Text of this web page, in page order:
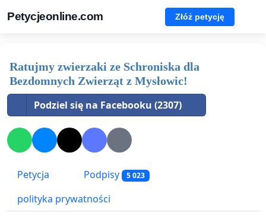
Petycjeonline.com Złóż petycję
Ratujmy zwierzaki ze Schroniska dla
Bezdomnych Zwierząt z Mysłowic!
Podziel się na Facebooku (2307)
Petycja Podpisy 5 023
polityka prywatności